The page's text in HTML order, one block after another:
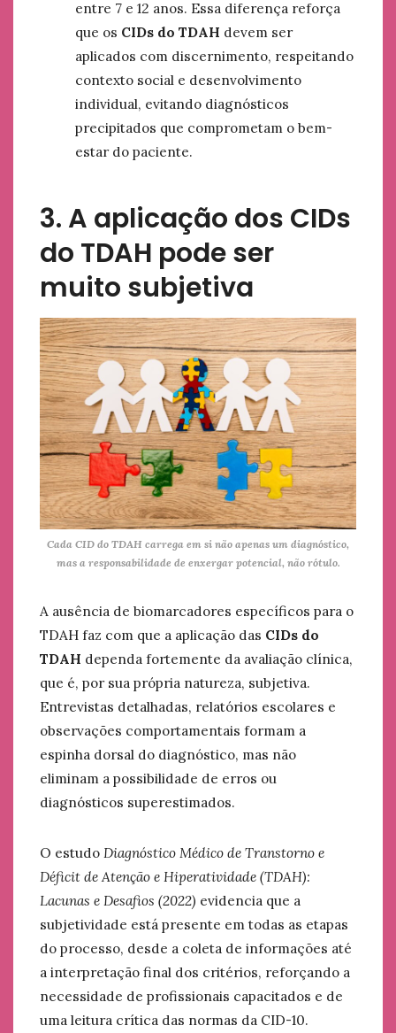
entre 7 e 12 anos. Essa diferença reforça
que os CIDs do TDAH devem ser
aplicados com discernimento, respeitando
contexto social e desenvolvimento
individual, evitando diagnósticos
precipitados que comprometam o bem-
estar do paciente.
3. A aplicação dos CIDs
do TDAH pode ser
muito subjetiva
Cada CID do TDAH carrega em si não apenas um diagnóstico,
mas a responsabilidade de enxergar potencial, não rótulo.
A ausência de biomarcadores específicos para o
TDAH faz com que a aplicação das CIDs do
TDAH dependa fortemente da avaliação clínica,
que é, por sua própria natureza, subjetiva.
Entrevistas detalhadas, relatórios escolares e
observações comportamentais formam a
espinha dorsal do diagnóstico, mas não
eliminam a possibilidade de erros ou
diagnósticos superestimados.
O estudo Diagnóstico Médico de Transtorno e
Déficit de Atenção e Hiperatividade (TDAH):
Lacunas e Desafios (2022) evidencia que a
subjetividade está presente em todas as etapas
do processo, desde a coleta de informações até
a interpretação final dos critérios, reforçando a
necessidade de profissionais capacitados e de
uma leitura crítica das normas da CID-10.